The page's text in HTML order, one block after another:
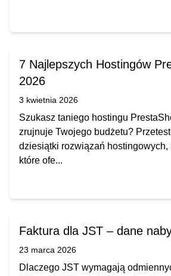
7 Najlepszych Hostingów
2026
3 kwietnia 2026
Szukasz taniego hostingu
zrujnuje Twojego budżetu?
dziesiątki rozwiązań hostingowych,
które ofe...
Faktura dla JST – dane
23 marca 2026
Dlaczego JST wymagają